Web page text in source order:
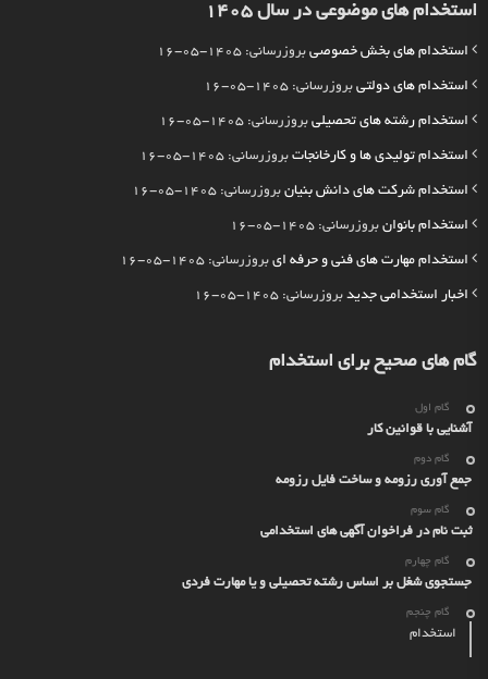
استخدام های موضوعی در سال 1405
استخدام های بخش خصوصی بروزرسانی: 1405-05-16
استخدام های دولتی بروزرسانی: 1405-05-16
استخدام رشته های تحصیلی بروزرسانی: 1405-05-16
استخدام تولیدی ها و کارخانجات بروزرسانی: 1405-05-16
استخدام شرکت های دانش بنیان بروزرسانی: 1405-05-16
استخدام بانوان بروزرسانی: 1405-05-16
استخدام مهارت های فنی و حرفه ای بروزرسانی: 1405-05-16
اخبار استخدامی جدید بروزرسانی: 1405-05-16
گام های صحیح برای استخدام
گام اول
آشنایی با قوانین کار
گام دوم
جمع آوری رزومه و ساخت فایل رزومه
گام سوم
ثبت نام در فراخوان آگهی های استخدامی
گام چهارم
جستجوی شغل بر اساس رشته تحصیلی و یا مهارت فردی
گام چنجم
استخدام